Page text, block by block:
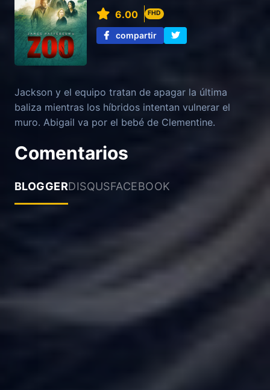
6.00
FHD
compartir
Jackson y el equipo tratan de apagar la última
baliza mientras los híbridos intentan vulnerar el
muro. Abigail va por el bebé de Clementine.
Comentarios
BLOGGERDISQUSFACEBOOK